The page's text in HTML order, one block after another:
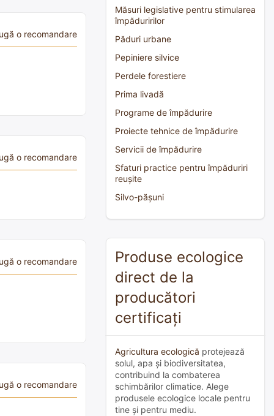
o recomandare
o recomandare
o recomandare
o recomandare
Măsuri legislative pentru stimularea
împăduririlor
Păduri urbane
Pepiniere silvice
Perdele forestiere
Prima livadă
Programe de împădurire
Proiecte tehnice de împădurire
Servicii de împădurire
Sfaturi practice pentru împăduriri
reușite
Silvo-pășuni
Produse ecologice
direct de la
producători
certificați
Agricultura ecologică protejează
solul, apa și biodiversitatea,
contribuind la combaterea
schimbărilor climatice. Alege
produsele ecologice locale pentru
tine și pentru mediu.